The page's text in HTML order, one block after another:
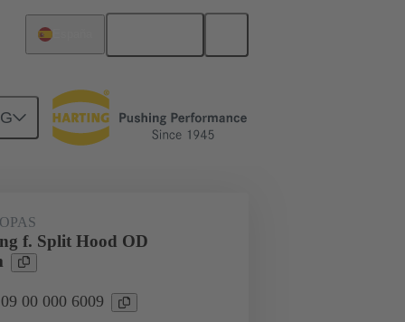
de cable 09 00 000 6009
f. Split Hood OD
00 000 6009